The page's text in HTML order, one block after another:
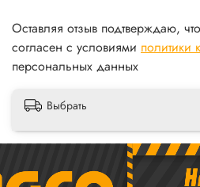
Оставляя отзыв подтверждаю,
согласен с условиями политики
персональных данных
Выбрать